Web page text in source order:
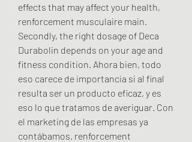
effects that may affect your health,
renforcement musculaire main.
Secondly, the right dosage of Deca
Durabolin depends on your age and
fitness condition. Ahora bien, todo
eso carece de importancia si al final
resulta ser un producto eficaz, y es
eso lo que tratamos de averiguar. Con
el marketing de las empresas ya
contábamos, renforcement